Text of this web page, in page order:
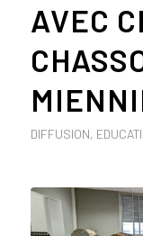
AVEC
DIFFUSION,